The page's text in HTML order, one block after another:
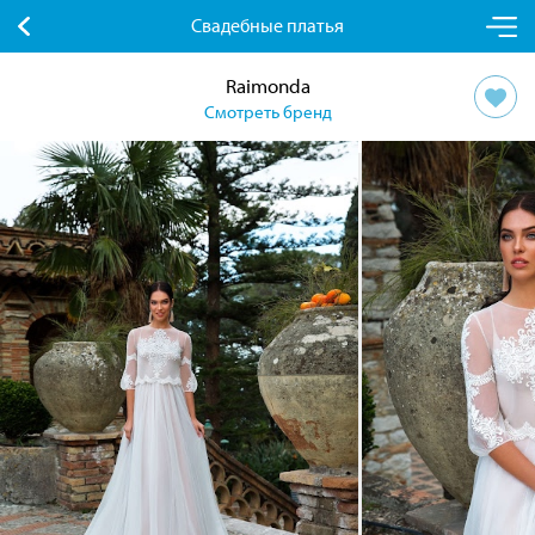
Свадебные платья
Raimonda
Смотреть бренд